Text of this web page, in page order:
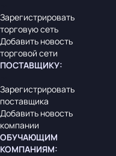
Зарегистрировать
торговую сеть
Добавить новость
торговой сети
ПОСТАВЩИКУ:
Зарегистрировать
поставщика
Добавить новость
компании
ОБУЧАЮЩИМ
КОМПАНИЯМ: